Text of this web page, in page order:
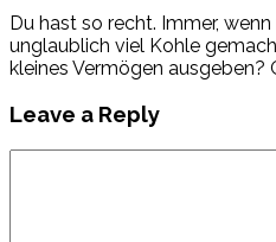
Du hast so recht. Immer,
unglaublich viel Kohle
kleines Vermögen
Leave a Reply